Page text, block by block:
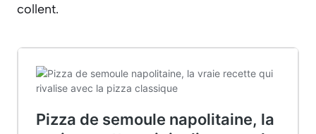
collent.